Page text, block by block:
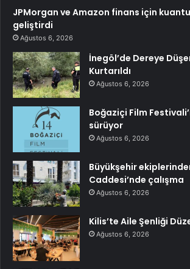
JPMorgan ve Amazon finans için
geliştirdi
Ağustos 6, 2026
İnegöl’de Dereye
Kurtarıldı
Ağustos 6, 2026
Boğaziçi Film
sürüyor
Ağustos 6, 2026
Büyükşehir
Caddesi’nde çalışma
Ağustos 6, 2026
Kilis’te Aile Şenliği
Ağustos 6, 2026